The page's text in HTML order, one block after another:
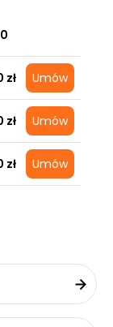
zł Umów
zł Umów
zł Umów